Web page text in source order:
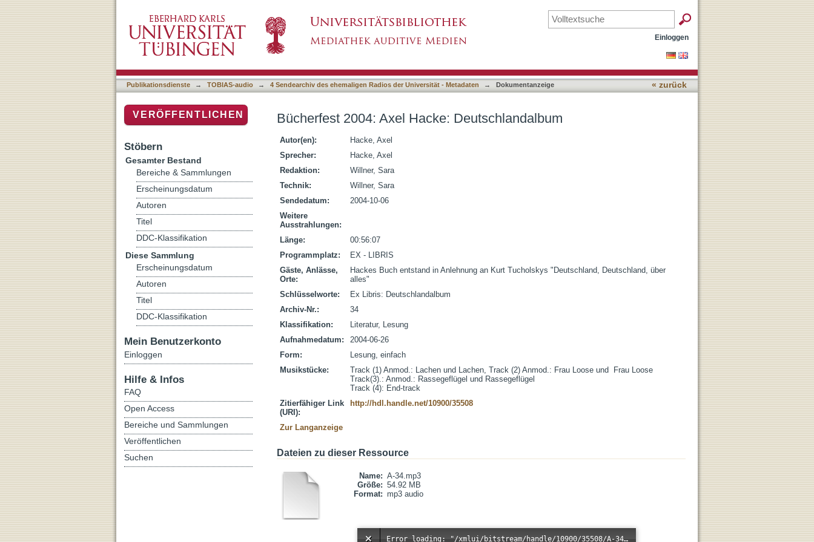
Einloggen
Publikationsdienste → TOBIAS-audio → 4 Sendearchiv des ehemaligen Radios der Universität - Metadaten → Dokumentanzeige « zurück
Bücherfest 2004: Axel Hacke: Deutschlandalbum
Autor(en):
Hacke, Axel
Sprecher:
Hacke, Axel
Redaktion:
Willner, Sara
Technik:
Willner, Sara
Sendedatum:
2004-10-06
Weitere
Ausstrahlungen:
Länge:
00:56:07
Programmplatz:
EX - LIBRIS
Gäste, Anlässe,
Orte:
Hackes Buch entstand in Anlehnung an Kurt Tucholskys "Deutschland, Deutschland, über
alles"
Schlüsselworte:
Ex Libris: Deutschlandalbum
Archiv-Nr.:
34
Klassifikation:
Literatur, Lesung
Aufnahmedatum:
2004-06-26
Form:
Lesung, einfach
Musikstücke:
Track (1) Anmod.: Lachen und Lachen, Track (2) Anmod.: Frau Loose und  Frau Loose
Track(3).: Anmod.: Rassegeflügel und Rassegeflügel
Track (4): End-track
Zitierfähiger Link
(URI):
http://hdl.handle.net/10900/35508
Zur Langanzeige
Dateien zu dieser Ressource
Name: A-34.mp3
Größe: 54.92 MB
Format: mp3 audio
Error loading: "/xmlui/bitstream/handle/10900/35508/A-34.mp3?sequence=1&isAllowed=n"
VERÖFFENTLICHEN
Stöbern
Gesamter Bestand
Bereiche & Sammlungen
Erscheinungsdatum
Autoren
Titel
DDC-Klassifikation
Diese Sammlung
Erscheinungsdatum
Autoren
Titel
DDC-Klassifikation
Mein Benutzerkonto
Einloggen
Hilfe & Infos
FAQ
Open Access
Bereiche und Sammlungen
Veröffentlichen
Suchen